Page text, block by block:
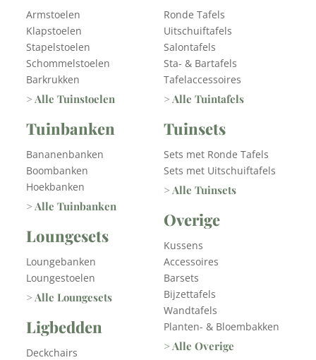
Armstoelen
Klapstoelen
Stapelstoelen
Schommelstoelen
Barkrukken
> Alle Tuinstoelen
Tuinbanken
Bananenbanken
Boombanken
Hoekbanken
> Alle Tuinbanken
Loungesets
Loungebanken
Loungestoelen
> Alle Loungesets
Ligbedden
Deckchairs
Ronde Tafels
Uitschuiftafels
Salontafels
Sta- & Bartafels
Tafelaccessoires
> Alle Tuintafels
Tuinsets
Sets met Ronde Tafels
Sets met Uitschuiftafels
> Alle Tuinsets
Overige
Kussens
Accessoires
Barsets
Bijzettafels
Wandtafels
Planten- & Bloembakken
> Alle Overige